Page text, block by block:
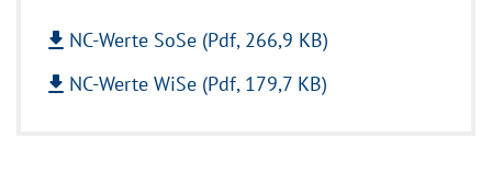
file_download NC-Werte SoSe (Pdf, 266,9 KB)
file_download NC-Werte WiSe (Pdf, 179,7 KB)